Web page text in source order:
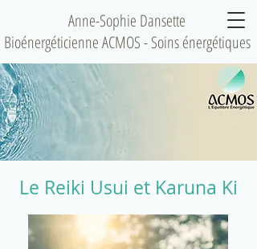
Anne-Sophie Dansette
Bioénergéticienne ACMOS - Soins énergétiques
Le Reiki Usui et Karuna Ki